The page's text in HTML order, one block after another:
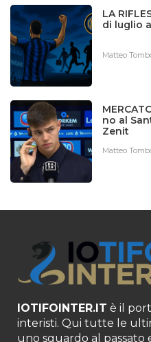
LA
di luglio
Matteo
no al
Zenit
Matteo
IOTIFOINTER.IT è il
interisti. Qui tutte le
uno sguardo al passato